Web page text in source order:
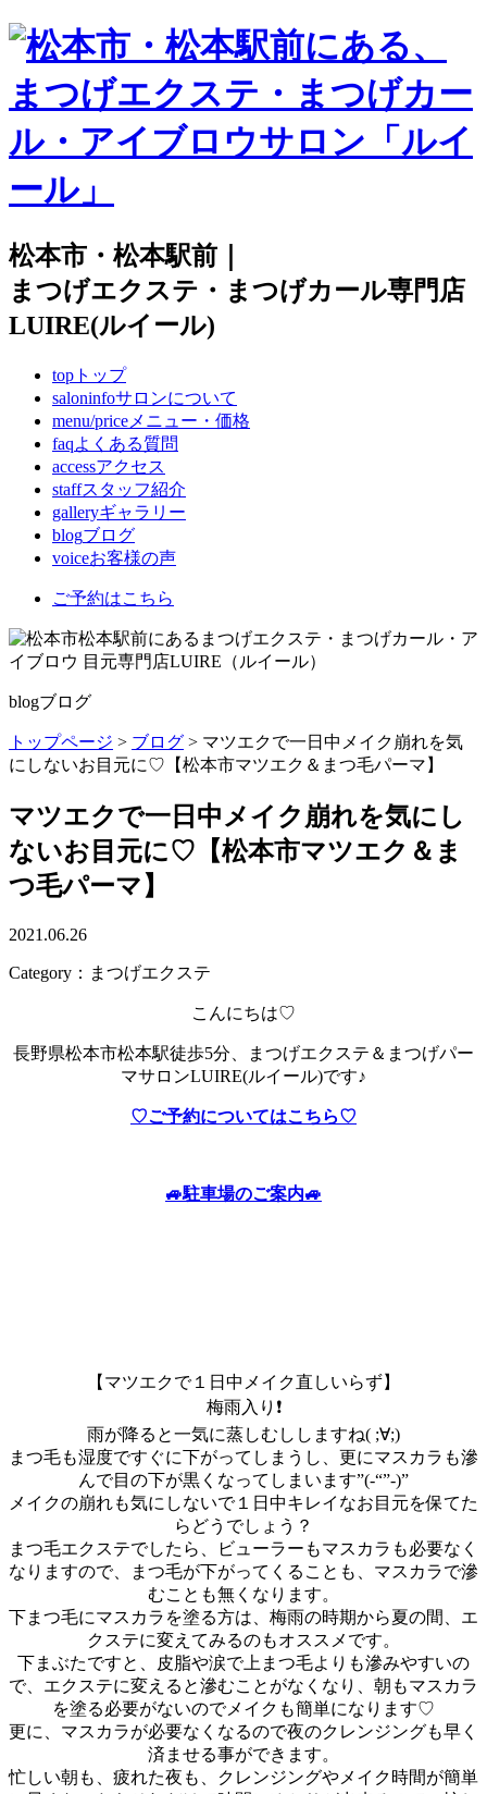
松本市・松本駅前｜
まつげエクステ・まつげカール専門店
LUIRE(ルイール)
top トップ
saloninfoサロンについて
menu/price メニュー・価格
faqよくある質問
accessアクセス
staffスタッフ紹介
galleryギャラリー
blogブログ
voiceお客様の声
ご予約はこちら
blogブログ
トップページ > ブログ > マツエクで一日中メイク崩れを気
にしないお目元に♡【松本市マツエク＆まつ毛パーマ】
マツエクで一日中メイク崩れを気にし
ないお目元に♡【松本市マツエク＆ま
つ毛パーマ】
2021.06.26
Category：まつげエクステ
こんにちは♡
長野県松本市松本駅徒歩5分、まつげエクステ＆まつげパー
マサロンLUIRE(ルイール)です♪
♡ご予約についてはこちら♡
🚙駐車場のご案内🚙
【マツエクで１日中メイク直しいらず】
梅雨入り❗
雨が降ると一気に蒸しむししますね( ;∀;)
まつ毛も湿度ですぐに下がってしまうし、 更にマスカラも滲
んで目の下が黒くなってしまいます”(-“”-)”
メイクの崩れも気にしないで１日中キレイなお目元を保てた
らどう でしょう？
まつ毛エクステでしたら、
ビューラーもマスカラも必要なく
なりますので、
まつ毛が下がってくることも、マスカラで滲
むことも無くなります。
下まつ毛にマスカラを塗る方は、梅雨の時期から夏の間、 エ
クステに変えてみるのもオススメです。
下まぶたですと、皮脂や涙で上まつ毛よりも滲みやすいの
で、 エクステに変えると滲むことがなくなり、 朝もマスカラ
を塗る必要がないのでメイクも簡単になります♡
更に、 マスカラが必要なくなるので夜のクレンジングも早く
済ませる事ができます。
忙しい朝も、疲れた夜も、
クレンジングやメイク時間が簡単